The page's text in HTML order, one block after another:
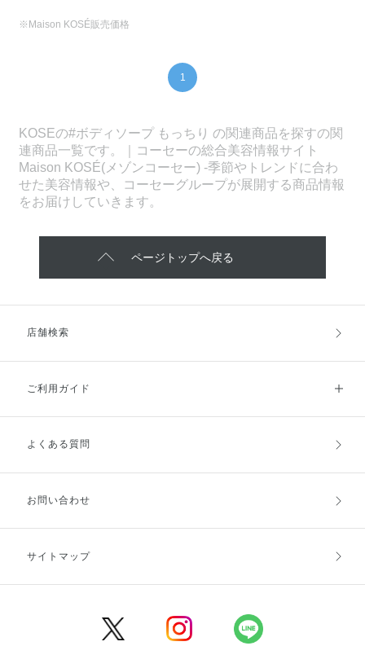
※Maison KOSÉ販売価格
1
KOSEの#ボディソープ もっちり の関連商品を探すの関
連商品一覧です。｜コーセーの総合美容情報サイト
Maison KOSÉ(メゾンコーセー) -季節やトレンドに合わ
せた美容情報や、コーセーグループが展開する商品情報
をお届けしていきます。
ページトップへ戻る
店舗検索
ご利用ガイド
ご利用ガイドトップ
お支払方法
キャンセル・返品・交換
よくある質問
お問い合わせ
サイトマップ